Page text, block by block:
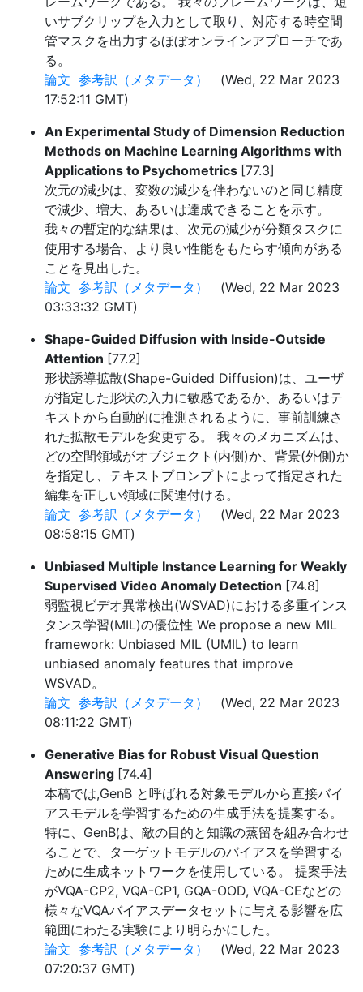
いサブクリップを入力として取り、対応する時空間
管マスクを出力するほぼオンラインアプローチであ
る。
論文 参考訳（メタデータ）
(Wed, 22 Mar 2023
17:52:11 GMT)
An Experimental Study of Dimension Reduction
Methods on Machine Learning Algorithms with
Applications to Psychometrics [77.3]
次元の減少は、変数の減少を伴わないのと同じ精度
で減少、増大、あるいは達成できることを示す。
我々の暫定的な結果は、次元の減少が分類タスクに
使用する場合、より良い性能をもたらす傾向がある
ことを見出した。
論文 参考訳（メタデータ）
(Wed, 22 Mar 2023
03:33:32 GMT)
Shape-Guided Diffusion with Inside-Outside
Attention [77.2]
形状誘導拡散(Shape-Guided Diffusion)は、ユーザ
が指定した形状の入力に敏感であるか、あるいはテ
キストから自動的に推測されるように、事前訓練さ
れた拡散モデルを変更する。 我々のメカニズムは、
どの空間領域がオブジェクト(内側)か、背景(外側)か
を指定し、テキストプロンプトによって指定された
編集を正しい領域に関連付ける。
論文 参考訳（メタデータ）
(Wed, 22 Mar 2023
08:58:15 GMT)
Unbiased Multiple Instance Learning for Weakly
Supervised Video Anomaly Detection [74.8]
弱監視ビデオ異常検出(WSVAD)における多重インス
タンス学習(MIL)の優位性 We propose a new MIL
framework: Unbiased MIL (UMIL) to learn
unbiased anomaly features that improve
WSVAD。
論文 参考訳（メタデータ）
(Wed, 22 Mar 2023
08:11:22 GMT)
Generative Bias for Robust Visual Question
Answering [74.4]
本稿では,GenB と呼ばれる対象モデルから直接バイ
アスモデルを学習するための生成手法を提案する。
特に、GenBは、敵の目的と知識の蒸留を組み合わせ
ることで、ターゲットモデルのバイアスを学習する
ために生成ネットワークを使用している。 提案手法
がVQA-CP2, VQA-CP1, GQA-OOD, VQA-CEなどの
様々なVQAバイアスデータセットに与える影響を広
範囲にわたる実験により明らかにした。
論文 参考訳（メタデータ）
(Wed, 22 Mar 2023
07:20:37 GMT)